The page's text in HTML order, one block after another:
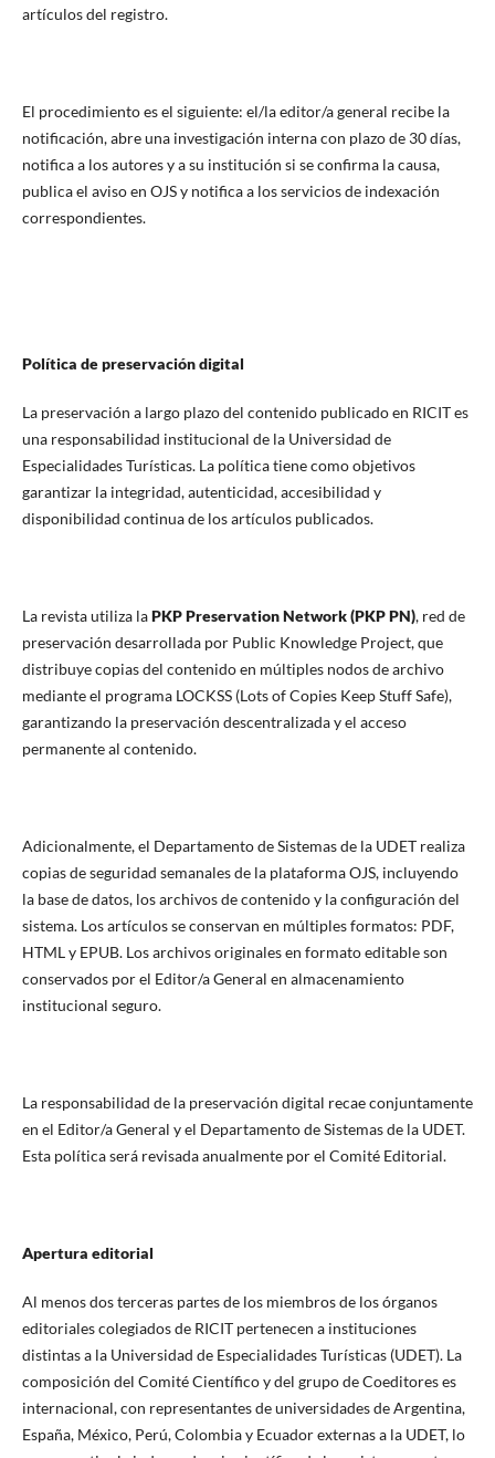
artículos del registro.
El procedimiento es el siguiente: el/la editor/a general recibe la
notificación, abre una investigación interna con plazo de 30 días,
notifica a los autores y a su institución si se confirma la causa,
publica el aviso en OJS y notifica a los servicios de indexación
correspondientes.
Política de preservación digital
La preservación a largo plazo del contenido publicado en RICIT es
una responsabilidad institucional de la Universidad de
Especialidades Turísticas. La política tiene como objetivos
garantizar la integridad, autenticidad, accesibilidad y
disponibilidad continua de los artículos publicados.
La revista utiliza laPKP Preservation Network (PKP PN), red de
preservación desarrollada por Public Knowledge Project, que
distribuye copias del contenido en múltiples nodos de archivo
mediante el programa LOCKSS (Lots of Copies Keep Stuff Safe),
garantizando la preservación descentralizada y el acceso
permanente al contenido.
Adicionalmente, el Departamento de Sistemas de la UDET realiza
copias de seguridad semanales de la plataforma OJS, incluyendo
la base de datos, los archivos de contenido y la configuración del
sistema. Los artículos se conservan en múltiples formatos: PDF,
HTML y EPUB. Los archivos originales en formato editable son
conservados por el Editor/a General en almacenamiento
institucional seguro.
La responsabilidad de la preservación digital recae conjuntamente
en el Editor/a General y el Departamento de Sistemas de la UDET.
Esta política será revisada anualmente por el Comité Editorial.
Apertura editorial
Al menos dos terceras partes de los miembros de los órganos
editoriales colegiados de RICIT pertenecen a instituciones
distintas a la Universidad de Especialidades Turísticas (UDET). La
composición del Comité Científico y del grupo de Coeditores es
internacional, con representantes de universidades de Argentina,
España, México, Perú, Colombia y Ecuador externas a la UDET, lo